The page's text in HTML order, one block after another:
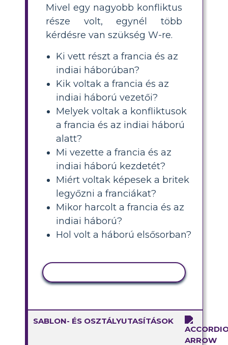
Mivel egy nagyobb konfliktus
része volt, egynél több
kérdésre van szükség W-re.
Ki vett részt a francia és az
indiai háborúban?
Kik voltak a francia és az
indiai háború vezetői?
Melyek voltak a konfliktusok
a francia és az indiai háború
alatt?
Mi vezette a francia és az
indiai háború kezdetét?
Miért voltak képesek a britek
legyőzni a franciákat?
Mikor harcolt a francia és az
indiai háború?
Hol volt a háború elsősorban?
SABLON- ÉS OSZTÁLYUTASÍTÁSOK